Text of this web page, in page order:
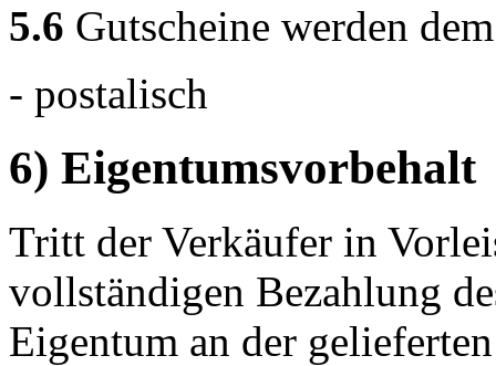
5.6 Gutscheine werden
- postalisch
6) Eigentumsvorbehalt
Tritt der Verkäufer in
vollständigen Bezahlung
Eigentum an der